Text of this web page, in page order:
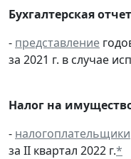
Бухгалтерская
- представление
за 2021 г. в случае
Налог на
- налогоплательщики
за II квартал 2022 г.*